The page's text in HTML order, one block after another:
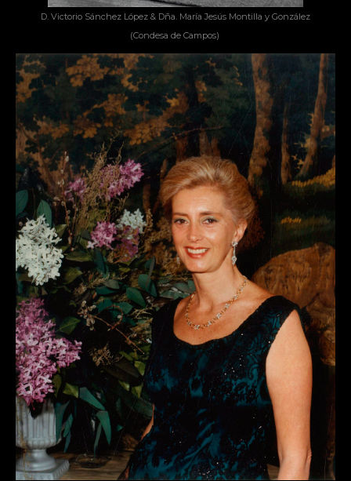
D. Victorio Sánchez López & Dña. María Jesús Montilla y González
(Condesa de Campos)